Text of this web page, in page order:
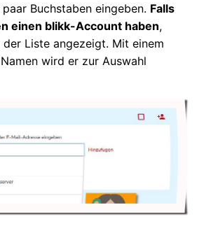
Buchstaben eingeben. Falls
einen blikk-Account haben,
der Liste angezeigt. Mit einem
wird er zur Auswahl